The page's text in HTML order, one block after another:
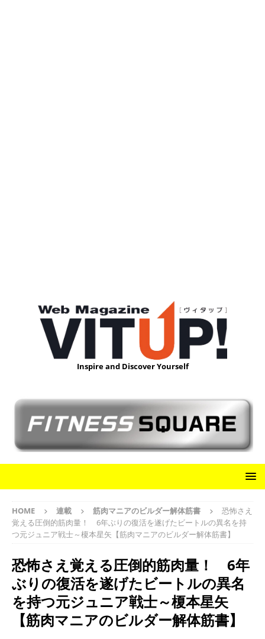
Inspire and Discover Yourself
HOME 連載 筋肉マニアのビルダー解体筋書
恐怖さえ
覚える圧倒的筋肉量！ 6年ぶりの復活を遂げたビートルの異名を持
つ元ジュニア戦士～榎本星矢【筋肉マニアのビルダー解体筋書】
恐怖さえ覚える圧倒的筋肉量！ 6年
ぶりの復活を遂げたビートルの異名
を持つ元ジュニア戦士～榎本星矢
【筋肉マニアのビルダー解体筋書】